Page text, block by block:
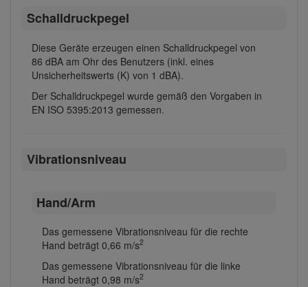
Schalldruckpegel
Diese Geräte erzeugen einen Schalldruckpegel von
86 dBA am Ohr des Benutzers (inkl. eines
Unsicherheitswerts (K) von 1 dBA).
Der Schalldruckpegel wurde gemäß den Vorgaben in
EN ISO 5395:2013 gemessen.
Vibrationsniveau
Hand/Arm
Das gemessene Vibrationsniveau für die rechte
Hand beträgt 0,66 m/s2
Das gemessene Vibrationsniveau für die linke
Hand beträgt 0,98 m/s2